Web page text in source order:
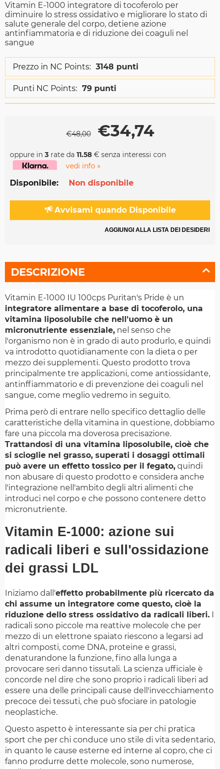
Vitamin E-1000 integratore di tocoferolo per
diminuire lo stress ossidativo e migliorare lo stato di
salute generale del corpo, detiene azione
antinfiammatoria e di riduzione dei coaguli nel
sangue
Prezzo in NC Points: 3148 punti
Punti NC Points: 79 punti
€48,00 €34,74
oppure in 3 rate da 11.58 € senza interessi con
vedi info »
Disponibile: Non disponibile
Avvisami quando Disponibile
AGGIUNGI ALLA LISTA DEI DESIDERI
DESCRIZIONE
Vitamin E-1000 IU 100cps Puritan's Pride è un
integratore alimentare a base di tocoferolo, una
vitamina liposolubile che nell'uomo è un
micronutriente essenziale, nel senso che
l'organismo non è in grado di auto produrlo, e quindi
va introdotto quotidianamente con la dieta o per
mezzo dei supplementi. Questo prodotto trova
principalmente tre applicazioni, come antiossidante,
antinffiammatorio e di prevenzione dei coaguli nel
sangue, come meglio vedremo in seguito.
Prima però di entrare nello specifico dettaglio delle
caratteristiche della vitamina in questione, dobbiamo
fare una piccola ma doverosa precisazione.
Trattandosi di una vitamina liposolubile, cioè che
si scioglie nel grasso, superati i dosaggi ottimali
può avere un effetto tossico per il fegato, quindi
non abusare di questo prodotto e considera anche
l'integrazione nell'ambito degli altri alimenti che
introduci nel corpo e che possono contenere detto
micronutriente.
Vitamin E-1000: azione sui
radicali liberi e sull'ossidazione
dei grassi LDL
Iniziamo dall'effetto probabilmente più ricercato da
chi assume un integratore come questo, cioè la
riduzione dello stress ossidativo da radicali liberi.
radicali sono piccole ma reattive molecole che per
mezzo di un elettrone spaiato riescono a legarsi ad
altri composti, come DNA, proteine e grassi,
denaturandone la funzione, fino alla lunga a
provocare seri danno tissutali. La scienza ufficiale è
concorde nel dire che sono proprio i radicali liberi ad
essere una delle principali cause dell'invecchiamento
precoce dei tessuti, che può sfociare in patologie
neoplastiche.
Questo aspetto è interessante sia per chi pratica
sport che per chi conduce uno stile di vita sedentario,
in quanto le cause esterne ed interne al copro, che ci
fanno produrre dette molecole, sono numerose,